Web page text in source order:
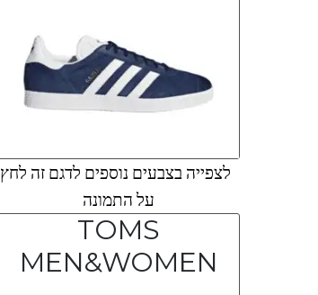
לצפייה בצבעים נוספים לדגם זה לחץ
על התמונה
TOMS
MEN&WOMEN